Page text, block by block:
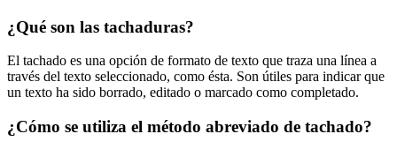
¿Qué son las tachaduras?
El tachado es una opción de formato de texto que traza una línea a
través del texto seleccionado, como ésta. Son útiles para indicar que
un texto ha sido borrado, editado o marcado como completado.
¿Cómo se utiliza el método abreviado de tachado?